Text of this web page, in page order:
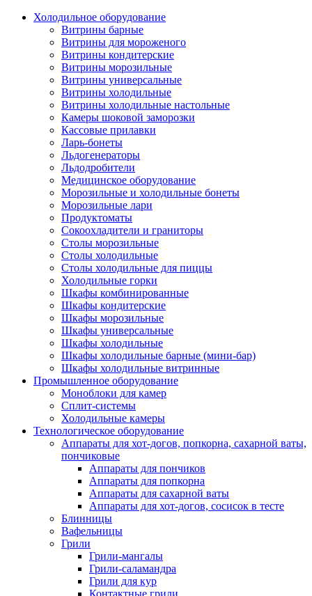
Холодильное оборудование
Витрины барные
Витрины для мороженого
Витрины кондитерские
Витрины морозильные
Витрины универсальные
Витрины холодильные
Витрины холодильные настольные
Камеры шоковой заморозки
Кассовые прилавки
Ларь-бонеты
Льдогенераторы
Льдодробители
Медицинское оборудование
Морозильные и холодильные бонеты
Морозильные лари
Продуктоматы
Сокоохладители и граниторы
Столы морозильные
Столы холодильные
Столы холодильные для пиццы
Холодильные горки
Шкафы комбинированные
Шкафы кондитерские
Шкафы морозильные
Шкафы универсальные
Шкафы холодильные
Шкафы холодильные барные (мини-бар)
Шкафы холодильные витринные
Промышленное оборудование
Моноблоки для камер
Сплит-системы
Холодильные камеры
Технологическое оборудование
Аппараты для хот-догов, попкорна, сахарной ваты,
пончиковые
Аппараты для пончиков
Аппараты для попкорна
Аппараты для сахарной ваты
Аппараты для хот-догов, сосисок в тесте
Блинницы
Вафельницы
Грили
Грили-мангалы
Грили-саламандра
Грили для кур
Контактные грили